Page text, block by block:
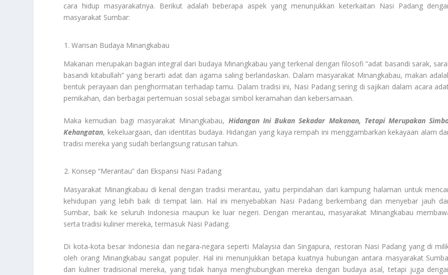
cara hidup masyarakatnya. Berikut adalah beberapa aspek yang menunjukkan keterkaitan Nasi Padang
masyarakat Sumbar:
Warisan Budaya Minangkabau
Makanan merupakan bagian integral dari budaya Minangkabau yang terkenal dengan filosofi “adat basandi sarak,
basandi kitabullah” yang berarti adat dan agama saling berlandaskan. Dalam masyarakat Minangkabau, makan
bentuk perayaan dan penghormatan terhadap tamu. Dalam tradisi ini, Nasi Padang sering di sajikan dalam acara
pernikahan, dan berbagai pertemuan sosial sebagai simbol keramahan dan kebersamaan.
Maka kemudian bagi masyarakat Minangkabau, Hidangan Ini Bukan Sekadar Makanan, Tetapi Merupakan
Kehangatan, kekeluargaan, dan identitas budaya. Hidangan yang kaya rempah ini menggambarkan kekayaan alam
tradisi mereka yang sudah berlangsung ratusan tahun.
Konsep “Merantau” dan Ekspansi Nasi Padang
Masyarakat Minangkabau di kenal dengan tradisi merantau, yaitu perpindahan dari kampung halaman untuk
kehidupan yang lebih baik di tempat lain. Hal ini menyebabkan Nasi Padang berkembang dan menyebar jauh
Sumbar, baik ke seluruh Indonesia maupun ke luar negeri. Dengan merantau, masyarakat Minangkabau
serta tradisi kuliner mereka, termasuk Nasi Padang.
Di kota-kota besar Indonesia dan negara-negara seperti Malaysia dan Singapura, restoran Nasi Padang yang di
oleh orang Minangkabau sangat populer. Hal ini menunjukkan betapa kuatnya hubungan antara masyarakat
dan kuliner tradisional mereka, yang tidak hanya menghubungkan mereka dengan budaya asal, tetapi juga